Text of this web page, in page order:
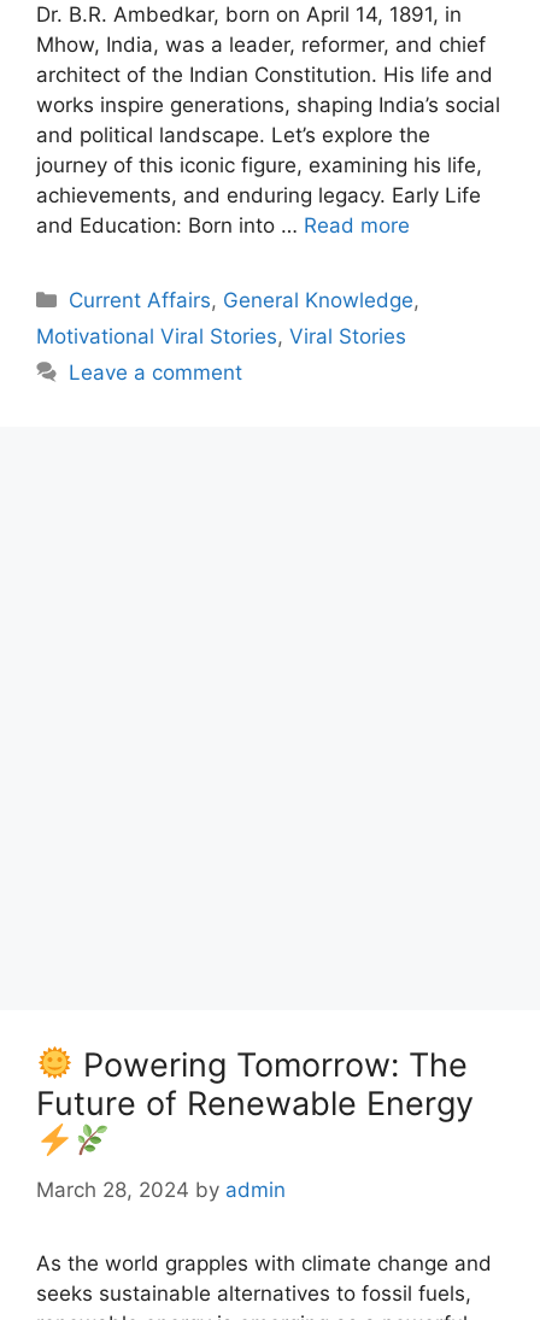
Dr. B.R. Ambedkar, born on April 14, 1891, in
Mhow, India, was a leader, reformer, and chief
architect of the Indian Constitution. His life and
works inspire generations, shaping India’s social
and political landscape. Let’s explore the
journey of this iconic figure, examining his life,
achievements, and enduring legacy. Early Life
and Education: Born into … Read more
Categories
Current Affairs, General Knowledge,
Motivational Viral Stories, Viral Stories
Leave a comment
Powering Tomorrow: The
Future of Renewable Energy
March 28, 2024 by admin
As the world grapples with climate change and
seeks sustainable alternatives to fossil fuels,